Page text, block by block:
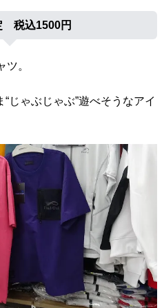
税込1500円
。
じゃぶじゃぶ”遊べそうなアイ